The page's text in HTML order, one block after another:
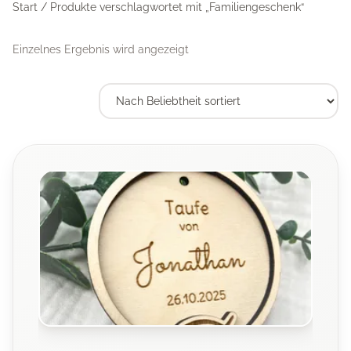
Start / Produkte verschlagwortet mit „Familiengeschenk“
Einzelnes Ergebnis wird angezeigt